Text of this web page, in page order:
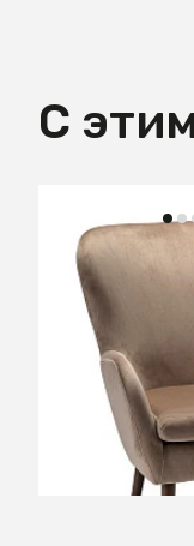
С
31 400 ₽
Кресло Дижон
В